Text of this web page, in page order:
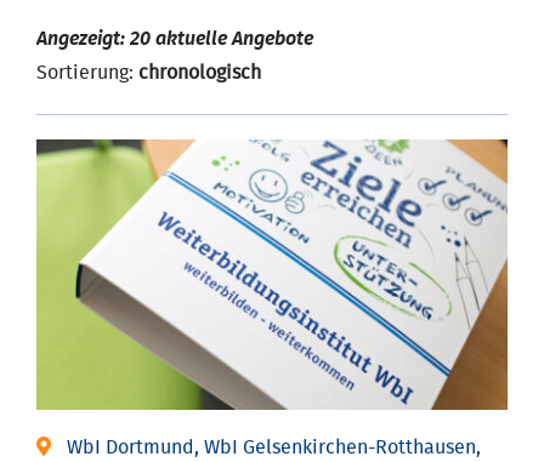
Angezeigt: 20 aktuelle Angebote
Sortierung: chronologisch
WbI Dortmund, WbI Gelsenkirchen-Rotthausen,